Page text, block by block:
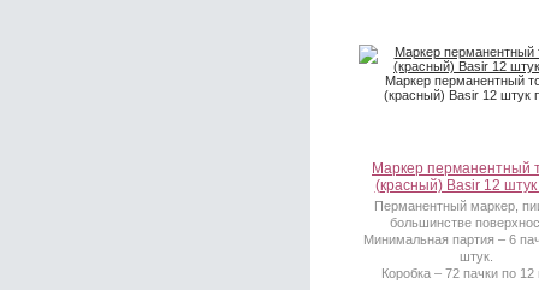
Маркер перманентный
(красный) Basir 12 штук
Маркер перманентный
(красный) Basir 12 штук
Перманентный маркер,
большинстве
Минимальная партия – 6
штук.
Коробка – 72 пачки по 12